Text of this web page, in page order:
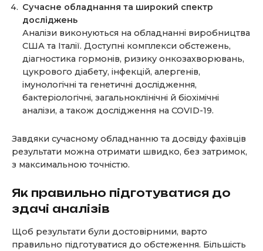
Сучасне обладнання та широкий спектр
досліджень
Аналізи виконуються на обладнанні виробництва
США та Італії. Доступні комплекси обстежень,
діагностика гормонів, ризику онкозахворювань,
цукрового діабету, інфекцій, алергенів,
імунологічні та генетичні дослідження,
бактеріологічні, загальноклінічні й біохімічні
аналізи, а також дослідження на COVID-19.
Завдяки сучасному обладнанню та досвіду фахівців
результати можна отримати швидко, без затримок,
з максимальною точністю.
Як правильно підготуватися до
здачі аналізів
Щоб результати були достовірними, варто
правильно підготуватися до обстеження. Більшість